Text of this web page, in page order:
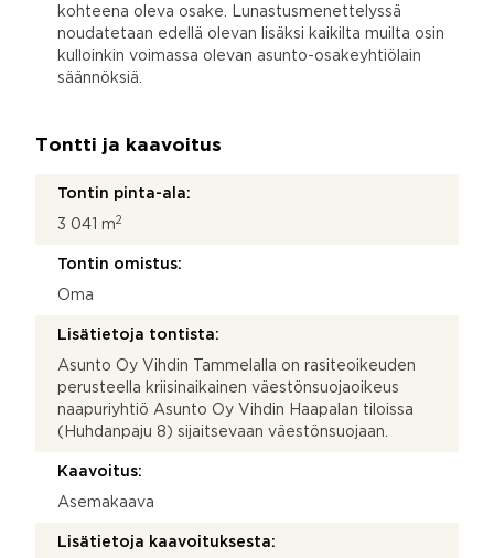
kohteena oleva osake. Lunastusmenettelyssä
noudatetaan edellä olevan lisäksi kaikilta muilta osin
kulloinkin voimassa olevan asunto-osakeyhtiölain
säännöksiä.
Tontti ja kaavoitus
Tontin pinta-ala:
3 041 m2
Tontin omistus:
Oma
Lisätietoja tontista:
Asunto Oy Vihdin Tammelalla on rasiteoikeuden
perusteella kriisinaikainen väestönsuojaoikeus
naapuriyhtiö Asunto Oy Vihdin Haapalan tiloissa
(Huhdanpaju 8) sijaitsevaan väestönsuojaan.
Kaavoitus:
Asemakaava
Lisätietoja kaavoituksesta: